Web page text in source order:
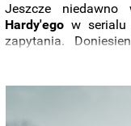
Jeszcze
Hardy'ego w serialu
zapytania.
drugiego sezonu
spekulacji, że
jednak wszystko